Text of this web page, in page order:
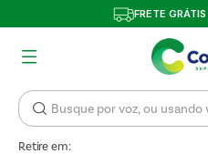
FRETE GRÁTIS
Retire em: